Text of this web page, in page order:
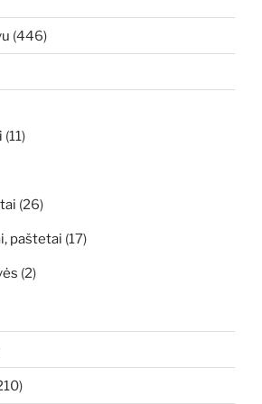
(446)
(11)
(26)
paštetai (17)
(2)